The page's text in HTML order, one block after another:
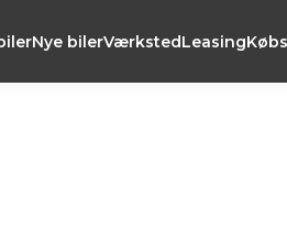
Nye bilerVærkstedLeasing